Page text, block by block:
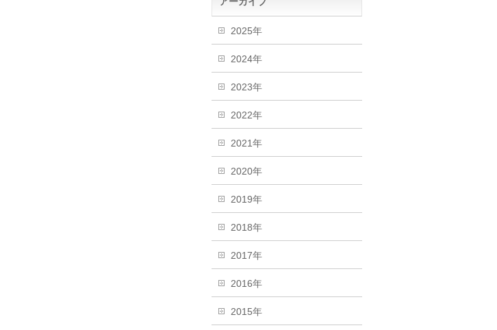
2025年
2024年
2023年
2022年
2021年
2020年
2019年
2018年
2017年
2016年
2015年